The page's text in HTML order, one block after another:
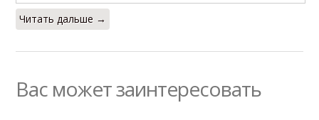
Читать дальше →
Вас может заинтересовать